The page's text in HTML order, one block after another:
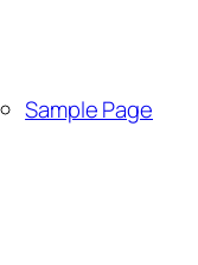
Sample Page